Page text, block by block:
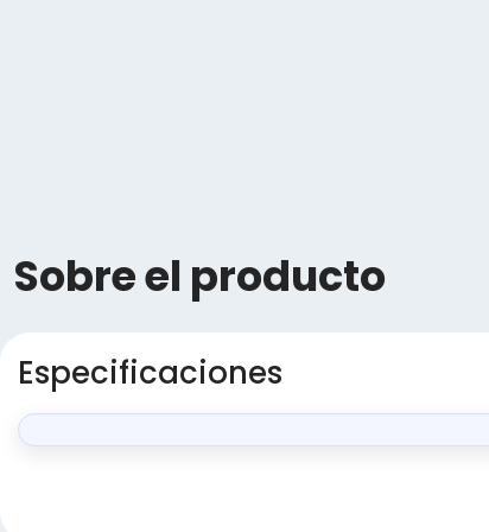
Sobre el producto
Especificaciones